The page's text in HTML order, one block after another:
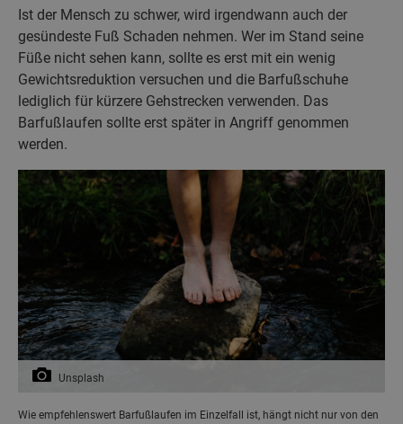
Ist der Mensch zu schwer, wird irgendwann auch der
gesündeste Fuß Schaden nehmen. Wer im Stand seine
Füße nicht sehen kann, sollte es erst mit ein wenig
Gewichtsreduktion versuchen und die Barfußschuhe
lediglich für kürzere Gehstrecken verwenden. Das
Barfußlaufen sollte erst später in Angriff genommen
werden.
Unsplash
Wie empfehlenswert Barfußlaufen im Einzelfall ist, hängt nicht nur von den